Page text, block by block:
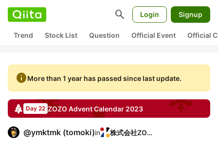
search Login Signup
Trend Stock List Question Official Event Official
infoMore than 1 year has passed since last update.
Day 22 ZOZO Advent Calendar 2023
@ymktmk (tomoki)in 株式会社ZOZO